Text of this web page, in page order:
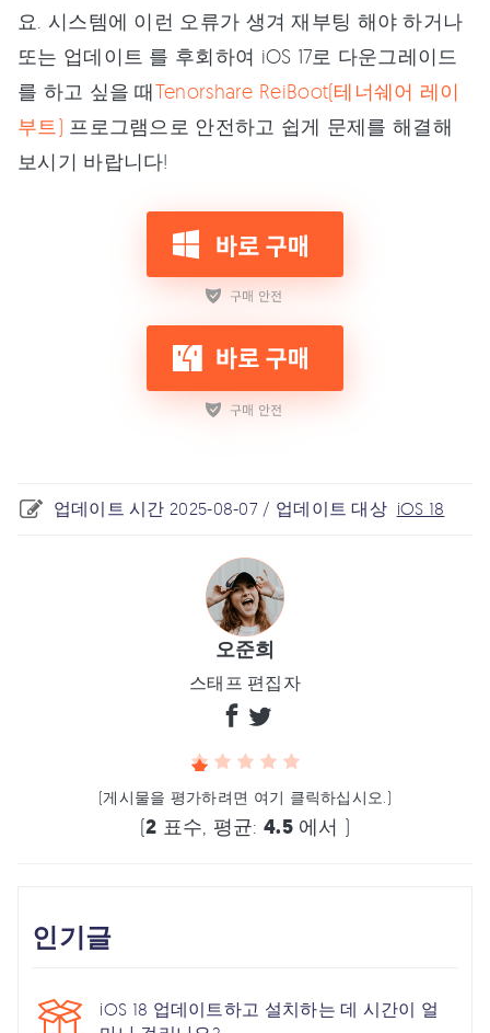
요. 시스템에 이런 오류가 생겨 재부팅 해야 하거나
또는 업데이트 를 후회하여 iOS 17로 다운그레이드
를 하고 싶을 때Tenorshare ReiBoot(테너쉐어 레이
부트) 프로그램으로 안전하고 쉽게 문제를 해결해
보시기 바랍니다!
업데이트 시간 2025-08-07 / 업데이트 대상 iOS 18
오준희
스태프 편집자
(게시물을 평가하려면 여기 클릭하십시오.)
(2 표수, 평균: 4.5에서 )
인기글
iOS 18 업데이트하고 설치하는 데 시간이 얼